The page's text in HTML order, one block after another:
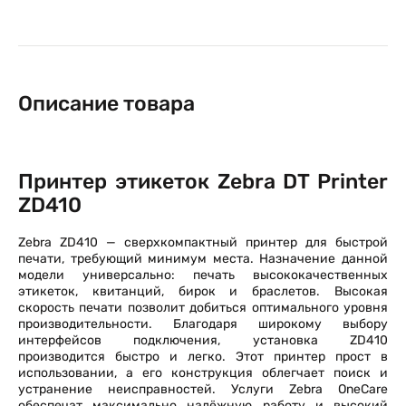
Описание товара
Принтер этикеток Zebra DT Printer
ZD410
Zebra ZD410 — сверхкомпактный принтер для быстрой
печати, требующий минимум места. Назначение данной
модели универсально: печать высококачественных
этикеток, квитанций, бирок и браслетов. Высокая
скорость печати позволит добиться оптимального уровня
производительности. Благодаря широкому выбору
интерфейсов подключения, установка ZD410
производится быстро и легко. Этот принтер прост в
использовании, а его конструкция облегчает поиск и
устранение неисправностей. Услуги Zebra OneCare